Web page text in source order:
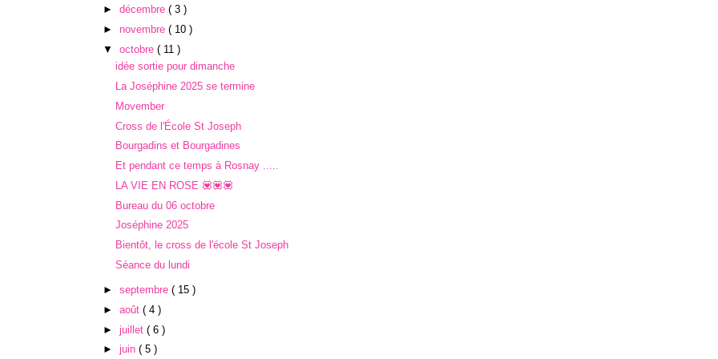
► décembre ( 3 )
► novembre ( 10 )
▼ octobre ( 11 )
idée sortie pour dimanche
La Joséphine 2025 se termine
Movember
Cross de l'École St Joseph
Bourgadins et Bourgadines
Et pendant ce temps à Rosnay .....
LA VIE EN ROSE 💟💟💟
Bureau du 06 octobre
Joséphine 2025
Bientôt, le cross de l'école St Joseph
Séance du lundi
► septembre ( 15 )
► août ( 4 )
► juillet ( 6 )
► juin ( 5 )